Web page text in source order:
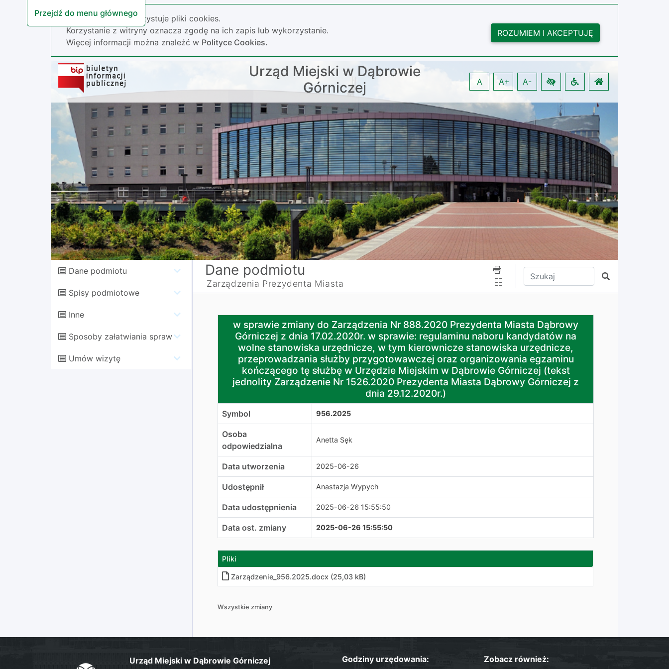
Przejdź do menu głównego
Nasza strona wykorzystuje pliki cookies.
Korzystanie z witryny oznacza zgodę na ich zapis lub wykorzystanie.
Więcej informacji można znaleźć w Polityce Cookies.
ROZUMIEM I AKCEPTUJĘ
Urząd Miejski w Dąbrowie
Górniczej
A A+ A-
Dane podmiotu
Spisy podmiotowe
Inne
Sposoby załatwiania spraw
Umów wizytę
Dane podmiotu
Zarządzenia Prezydenta Miasta
Wpisz tekst do wyszukania
Szukaj
w sprawie zmiany do Zarządzenia Nr 888.2020 Prezydenta Miasta Dąbrowy Górniczej z dnia 17.02.2020r. w
w sprawie zmiany do Zarządzenia Nr 888.2020 Prezydenta Miasta Dąbrowy
Górniczej z dnia 17.02.2020r. w sprawie: regulaminu naboru kandydatów na
wolne stanowiska urzędnicze, w tym kierownicze stanowiska urzędnicze,
przeprowadzania służby przygotowawczej oraz organizowania egzaminu
kończącego tę służbę w Urzędzie Miejskim w Dąbrowie Górniczej (tekst
jednolity Zarządzenie Nr 1526.2020 Prezydenta Miasta Dąbrowy Górniczej z
dnia 29.12.2020r.)
Symbol 956.2025
Osoba
odpowiedzialna
Anetta Sęk
Data utworzenia 2025-06-26
Udostępnił Anastazja Wypych
Data udostępnienia 2025-06-26 15:55:50
Data ost. zmiany 2025-06-26 15:55:50
Pliki
Zarządzenie_956.2025.docx (25,03 kB)
Wszystkie zmiany
Urząd Miejski w Dąbrowie Górniczej Godziny urzędowania: Zobacz również: